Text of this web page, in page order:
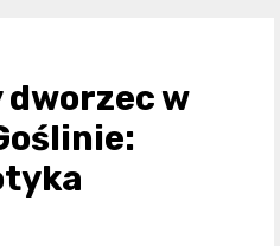
dworzec w